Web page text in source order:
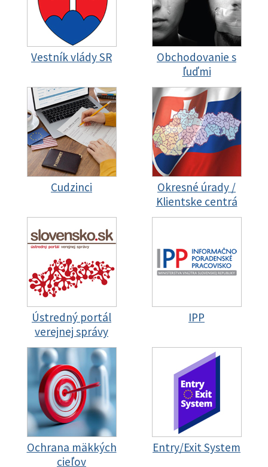
Vestník vlády SR
Obchodovanie s
ľuďmi
Cudzinci
Okresné úrady /
Klientske centrá
Ústredný portál
verejnej správy
IPP
Ochrana mäkkých
cieľov
Entry/Exit System